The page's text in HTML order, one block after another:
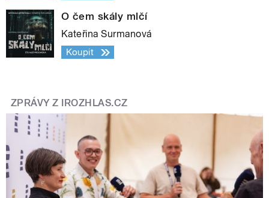
O čem skály mlčí
Kateřina Surmanová
Koupit
ZPRÁVY Z IROZHLAS.CZ